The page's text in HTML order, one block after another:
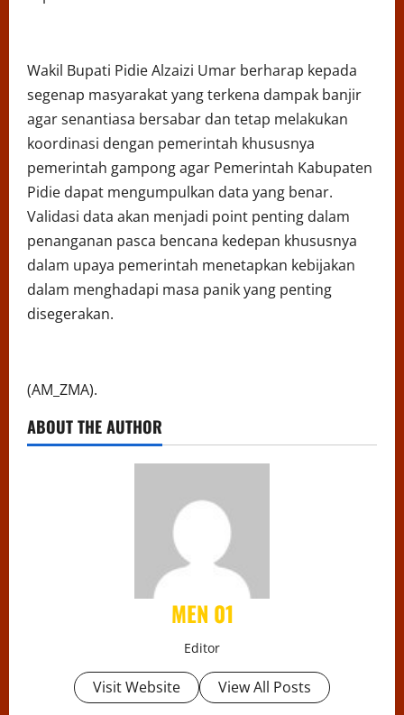
Wakil Bupati Pidie Alzaizi Umar berharap kepada
segenap masyarakat yang terkena dampak banjir
agar senantiasa bersabar dan tetap melakukan
koordinasi dengan pemerintah khususnya
pemerintah gampong agar Pemerintah Kabupaten
Pidie dapat mengumpulkan data yang benar.
Validasi data akan menjadi point penting dalam
penanganan pasca bencana kedepan khususnya
dalam upaya pemerintah menetapkan kebijakan
dalam menghadapi masa panik yang penting
disegerakan.
(AM_ZMA).
ABOUT THE AUTHOR
MEN 01
Editor
Visit Website View All Posts